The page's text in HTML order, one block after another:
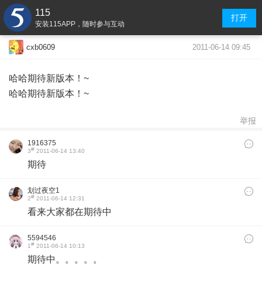
115
安装115APP，随时参与互动
打开
cxb0609 2011-06-14 09:45
哈哈期待新版本！~
哈哈期待新版本！~
举报
1916375
3# 2011-06-14 13:40
期待
划过夜空1
2# 2011-06-14 12:31
看来大家都在期待中
5594546
1# 2011-06-14 10:13
期待中。。。。。